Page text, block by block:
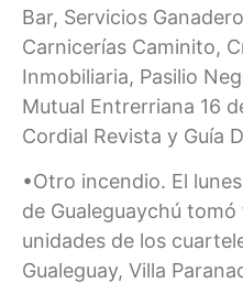
Bar, Servicios
Carnicerías Caminito,
Inmobiliaria, Pasilio
Mutual Entrerriana 16
Cordial Revista y Guía
•Otro incendio. El
de Gualeguaychú
unidades de los
Gualeguay, Villa